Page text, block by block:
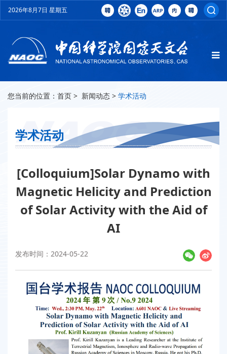
2026年8月7日 星期五
您当前的位置： 首页 > 新闻动态 > 学术活动
学术活动
[Colloquium]Solar Dynamo with
Magnetic Helicity and Prediction
of Solar Activity with the Aid of
AI
发布时间：2024-05-22